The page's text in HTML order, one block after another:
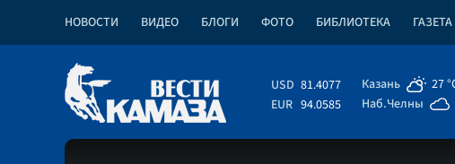
НОВОСТИ ВИДЕО БЛОГИ ФОТО БИБЛИОТЕКА ГАЗЕТА
USD 81.4077
EUR 94.0585
Казань
27
Наб.Челны